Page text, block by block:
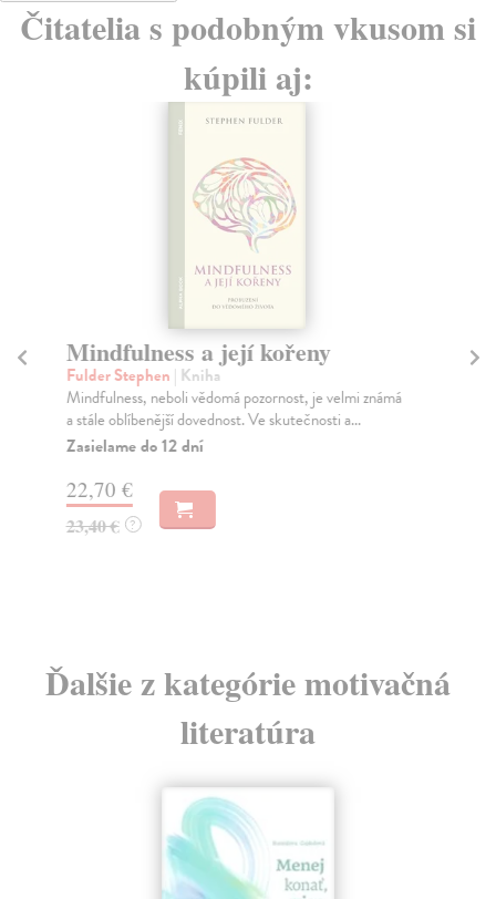
Čitatelia s podobným vkusom si
kúpili aj:
Mindfulness a její kořeny
Fulder Stephen | Kniha
Mindfulness, neboli vědomá pozornost, je velmi známá
a stále oblíbenější dovednost. Ve skutečnosti a...
Zasielame do 12 dní
22,70 €
23,40 € ?
Ďalšie z kategórie motivačná
literatúra